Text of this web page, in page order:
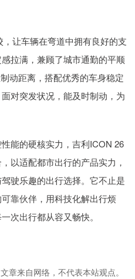
让车辆在弯道中拥有良好的支
拉满，兼顾了城市通勤的平顺
动距离，搭配优秀的车身稳定
对突发状况，能及时制动，为
能的硬核实力，吉利ICON 26
以适配都市出行的产品实力，
驶乐趣的出行选择。它不止是
靠伙伴，用科技化解出行烦
次出行都从容又畅快。
章来自网络，不代表本站观点。